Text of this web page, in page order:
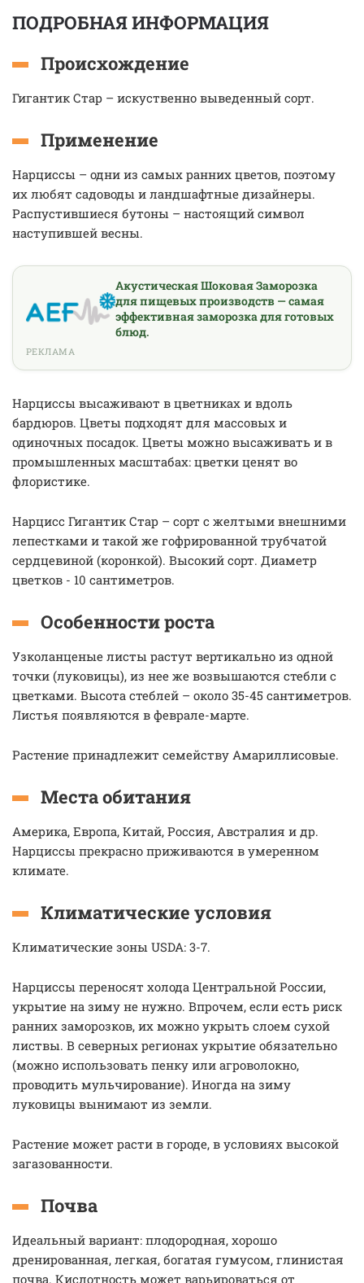
ПОДРОБНАЯ ИНФОРМАЦИЯ
Происхождение
Гигантик Стар – искуственно выведенный сорт.
Применение
Нарциссы – одни из самых ранних цветов, поэтому
их любят садоводы и ландшафтные дизайнеры.
Распустившиеся бутоны – настоящий символ
наступившей весны.
Акустическая Шоковая Заморозка
для пищевых производств — самая
эффективная заморозка для готовых
блюд.
РЕКЛАМА
Нарциссы высаживают в цветниках и вдоль
бардюров. Цветы подходят для массовых и
одиночных посадок. Цветы можно высаживать и в
промышленных масштабах: цветки ценят во
флористике.
Нарцисс Гигантик Стар – сорт с желтыми внешними
лепестками и такой же гофрированной трубчатой
сердцевиной (коронкой). Высокий сорт. Диаметр
цветков - 10 сантиметров.
Особенности роста
Узколанценые листы растут вертикально из одной
точки (луковицы), из нее же возвышаются стебли с
цветками. Высота стеблей – около 35-45 сантиметров.
Листья появляются в феврале-марте.
Растение принадлежит семейству Амариллисовые.
Места обитания
Америка, Европа, Китай, Россия, Австралия и др.
Нарциссы прекрасно приживаются в умеренном
климате.
Климатические условия
Климатические зоны USDA: 3-7.
Нарциссы переносят холода Центральной России,
укрытие на зиму не нужно. Впрочем, если есть риск
ранних заморозков, их можно укрыть слоем сухой
листвы. В северных регионах укрытие обязательно
(можно использовать пенку или агроволокно,
проводить мульчирование). Иногда на зиму
луковицы вынимают из земли.
Растение может расти в городе, в условиях высокой
загазованности.
Почва
Идеальный вариант: плодородная, хорошо
дренированная, легкая, богатая гумусом, глинистая
почва. Кислотность может варьироваться от